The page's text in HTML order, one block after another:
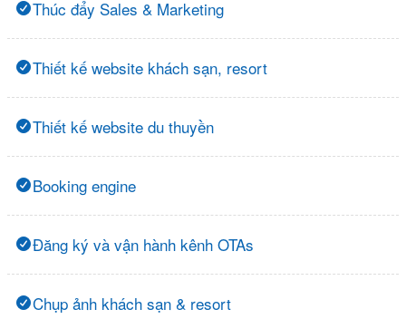
Thúc đẩy Sales & Marketing
Thiết kế website khách sạn, resort
Thiết kế website du thuyền
Booking engine
Đăng ký và vận hành kênh OTAs
Chụp ảnh khách sạn & resort